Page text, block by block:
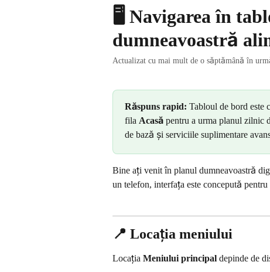
🖥️ Navigarea în
dumneavoastră
Actualizat cu mai mult de o săptămână în
Răspuns rapid: Tabloul de bord este
fila Acasă pentru a urma planul zilnic
de bază și serviciile suplimentare
Bine ați venit în planul dumneavoastră
un telefon, interfața este concepută
📍 Locația meniului
Locația Meniului principal depinde de